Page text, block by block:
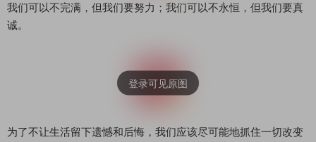
我们可以不完满，但我们要努力；我们可以不永恒，但我们要真
诚。
为了不让生活留下遗憾和后悔，我们应该尽可能地抓住一切改变